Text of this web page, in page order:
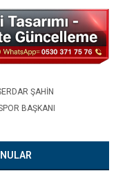
ŞAHIN
BAŞKANI